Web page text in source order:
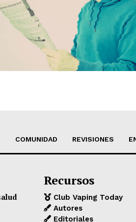
COMUNIDAD REVISIONES
Recursos
Club Vaping Today
Autores
Editoriales